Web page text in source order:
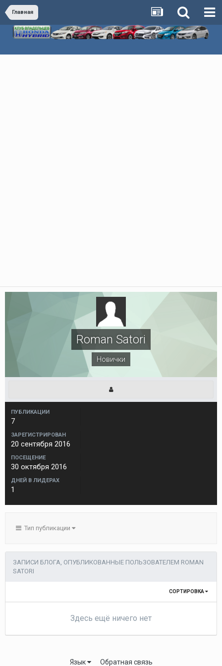
Главная
Roman Satori
Новички
ПУБЛИКАЦИИ
7
ЗАРЕГИСТРИРОВАН
20 сентября 2016
ПОСЕЩЕНИЕ
30 октября 2016
ДНЕЙ В ЛИДЕРАХ
1
Тип публикации
ЗАПИСИ БЛОГА, ОПУБЛИКОВАННЫЕ ПОЛЬЗОВАТЕЛЕМ ROMAN
SATORI
СОРТИРОВКА
Здесь ещё ничего нет
Язык Обратная связь